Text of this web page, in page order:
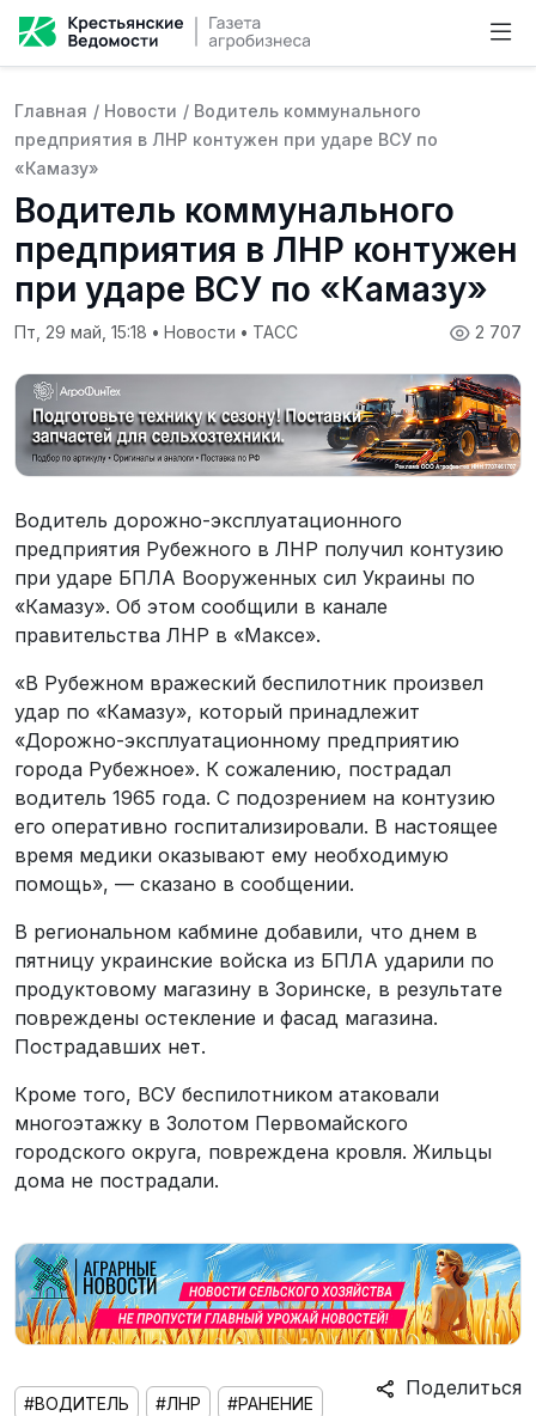
Главная / Новости / Водитель коммунального
предприятия в ЛНР контужен при ударе ВСУ по
«Камазу»
Водитель коммунального
предприятия в ЛНР контужен
при ударе ВСУ по «Камазу»
2 707
Пт, 29 май, 15:18 • Новости • ТАСС
Водитель дорожно-эксплуатационного
предприятия Рубежного в ЛНР получил контузию
при ударе БПЛА Вооруженных сил Украины по
«Камазу». Об этом сообщили в канале
правительства ЛНР в «Максе».
«В Рубежном вражеский беспилотник произвел
удар по «Камазу», который принадлежит
«Дорожно-эксплуатационному предприятию
города Рубежное». К сожалению, пострадал
водитель 1965 года. С подозрением на контузию
его оперативно госпитализировали. В настоящее
время медики оказывают ему необходимую
помощь», — сказано в сообщении.
В региональном кабмине добавили, что днем в
пятницу украинские войска из БПЛА ударили по
продуктовому магазину в Зоринске, в результате
повреждены остекление и фасад магазина.
Пострадавших нет.
Кроме того, ВСУ беспилотником атаковали
многоэтажку в Золотом Первомайского
городского округа, повреждена кровля. Жильцы
дома не пострадали.
Поделиться
#ВОДИТЕЛЬ #ЛНР #РАНЕНИЕ